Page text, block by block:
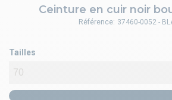
Ceinture en cuir noir
Tailles
Référence: 37460-0052 -